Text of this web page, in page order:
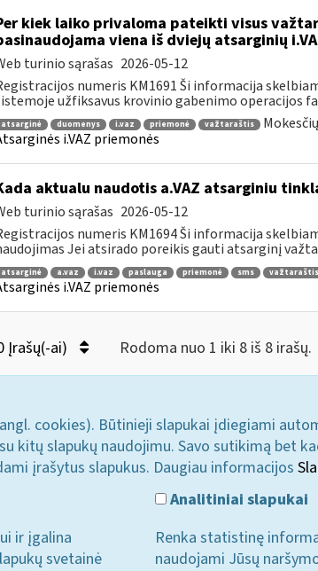
kiek laiko privaloma pateikti visus
viena iš dviejų atsarginių
turinio sąrašas 2026-05-12
numeris KM1691 Ši informacija
užfiksavus krovinio gabenimo operacijos
atsarginė duomenys i.vaz priemonė važtaraštis
i.VAZ priemonės
aktualu naudotis a.VAZ atsarginiu
turinio sąrašas 2026-05-12
numeris KM1694 Ši informacija
Jei atsirado poreikis gauti atsarginį
atsarginė a.vaz i.vaz paslauga priemonė sms važtaraštis
i.VAZ priemonės
Įrašų(-ai) Rodoma nuo 1 iki 8 iš 8 irašų.
cookies). Būtinieji slapukai įdiegiami
kitų slapukų naudojimu. Savo sutikimą bet
įrašytus slapukus. Daugiau informacijos
ir įgalina
svetainė
Analitiniai slapukai
Renka statistinę
naudojami Jūsų